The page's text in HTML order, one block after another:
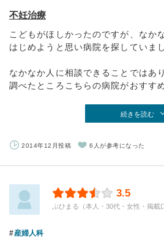
不妊治療
こどもがほしかったのですが、なか
はじめようと思い病院を探していま
なかなか人に相談できることではあ
調べたところこちらの病院がおすす
続きを読む
2014年12月投稿 6人が参考になった
3.5
ぷひまる（本人・30代・女性・掲載
産婦人科